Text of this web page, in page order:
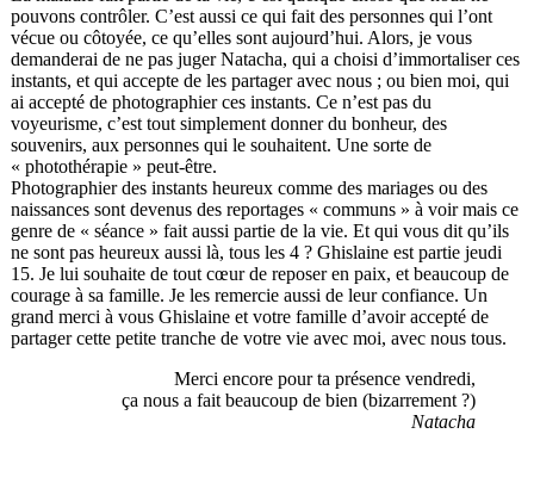
pouvons contrôler. C’est aussi ce qui fait des personnes qui l’ont
vécue ou côtoyée, ce qu’elles sont aujourd’hui. Alors, je vous
demanderai de ne pas juger Natacha, qui a choisi d’immortaliser ces
instants, et qui accepte de les partager avec nous ; ou bien moi, qui
ai accepté de photographier ces instants. Ce n’est pas du
voyeurisme, c’est tout simplement donner du bonheur, des
souvenirs, aux personnes qui le souhaitent. Une sorte de
« photothérapie » peut-être.
Photographier des instants heureux comme des mariages ou des
naissances sont devenus des reportages « communs » à voir mais ce
genre de « séance » fait aussi partie de la vie. Et qui vous dit qu’ils
ne sont pas heureux aussi là, tous les 4 ? Ghislaine est partie jeudi
15. Je lui souhaite de tout cœur de reposer en paix, et beaucoup de
courage à sa famille. Je les remercie aussi de leur confiance. Un
grand merci à vous Ghislaine et votre famille d’avoir accepté de
partager cette petite tranche de votre vie avec moi, avec nous tous.
Merci encore pour ta présence vendredi,
ça nous a fait beaucoup de bien (bizarrement ?)
Natacha